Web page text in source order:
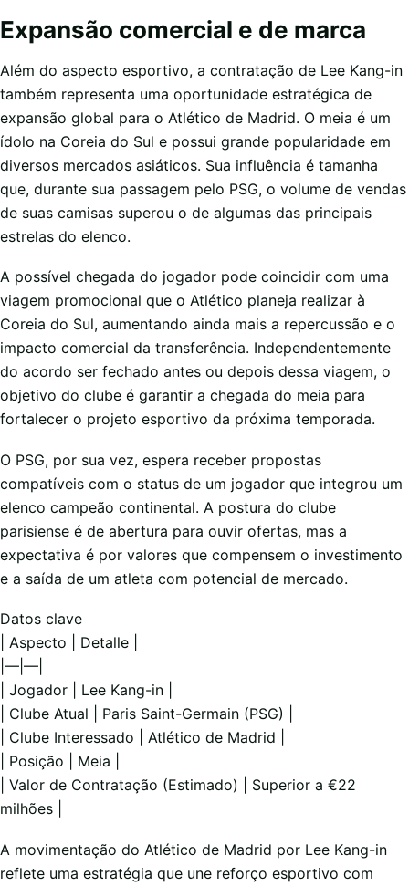
Expansão comercial e de marca
Além do aspecto esportivo, a contratação de Lee Kang-in
também representa uma oportunidade estratégica de
expansão global para o Atlético de Madrid. O meia é um
ídolo na Coreia do Sul e possui grande popularidade em
diversos mercados asiáticos. Sua influência é tamanha
que, durante sua passagem pelo PSG, o volume de vendas
de suas camisas superou o de algumas das principais
estrelas do elenco.
A possível chegada do jogador pode coincidir com uma
viagem promocional que o Atlético planeja realizar à
Coreia do Sul, aumentando ainda mais a repercussão e o
impacto comercial da transferência. Independentemente
do acordo ser fechado antes ou depois dessa viagem, o
objetivo do clube é garantir a chegada do meia para
fortalecer o projeto esportivo da próxima temporada.
O PSG, por sua vez, espera receber propostas
compatíveis com o status de um jogador que integrou um
elenco campeão continental. A postura do clube
parisiense é de abertura para ouvir ofertas, mas a
expectativa é por valores que compensem o investimento
e a saída de um atleta com potencial de mercado.
Datos clave
| Aspecto | Detalle |
|—|—|
| Jogador | Lee Kang-in |
| Clube Atual | Paris Saint-Germain (PSG) |
| Clube Interessado | Atlético de Madrid |
| Posição | Meia |
| Valor de Contratação (Estimado) | Superior a €22
milhões |
A movimentação do Atlético de Madrid por Lee Kang-in
reflete uma estratégia que une reforço esportivo com